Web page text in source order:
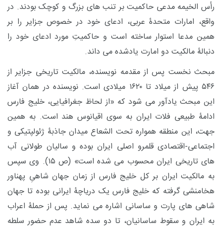
رأس الخیمه مدعی حاکمیت بر تنب های بزرگ و کوچک بودند. در
واقع، امارات متحدۀ عربی، ادعای خود در خصوص جزایر را بر
همین مدعا استوار ساخته است و حاکمیتِ مورد ادعای خود را
دنبالۀ مالکیت دو امارت یادشده می داند.
مبحث نخست پس از مقدمه نویسنده، مالکیت تاریخی جزایر از
۵۴۶ پیش از میلاد تا ۱۶۲۰ میلادی است. نویسنده در همان آغاز
این مبحث یادآور می شود که «از لحاظ جغرافیایی، خلیج فارس
ادامۀ طبیعی فلات ایران به سوی اقیانوس هند است. به همین
جهت، این منطقه همواره تحت الشعاع میدان جاذبۀ ژئولپتیکی و
اجتماعی-اقتصادی قلمرو اصلی ایران بوده و سالیان طولانی آب
های تاریخی ایران محسوب می شده است» (ص ۱۵). وی سپس
به مالکیت ایران بر کل خلیج فارس از زمان جهان شاهیِ پهناور
هخامنشی گرفته که خلیج فارس یک دریاچۀ ایرانی بوده تا جهان
شاهی های پارت و ساسانی اشاره می نماید. پس از حملۀ اعراب
به ایران و سقوط ساسانیان، تا دو سده شاهد عدم حضور سلطه